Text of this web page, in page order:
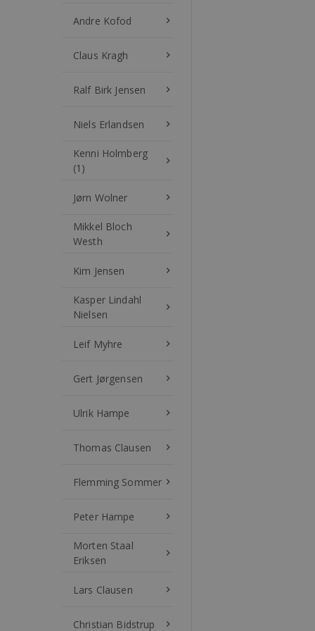
Andre Kofod keyboard_arrow_right
Claus Kragh keyboard_arrow_right
Ralf Birk Jensen keyboard_arrow_right
Niels Erlandsen keyboard_arrow_right
Kenni Holmberg
(1)
keyboard_arrow_right
Jørn Wolner keyboard_arrow_right
Mikkel Bloch
Westh
keyboard_arrow_right
Kim Jensen keyboard_arrow_right
Kasper Lindahl
Nielsen
keyboard_arrow_right
Leif Myhre keyboard_arrow_right
Gert Jørgensen keyboard_arrow_right
Ulrik Hampe keyboard_arrow_right
Thomas Clausen keyboard_arrow_right
Flemming Sommer keyboard_arrow_right
Peter Hampe keyboard_arrow_right
Morten Staal
Eriksen
keyboard_arrow_right
Lars Clausen keyboard_arrow_right
Christian Bidstrup keyboard_arrow_right